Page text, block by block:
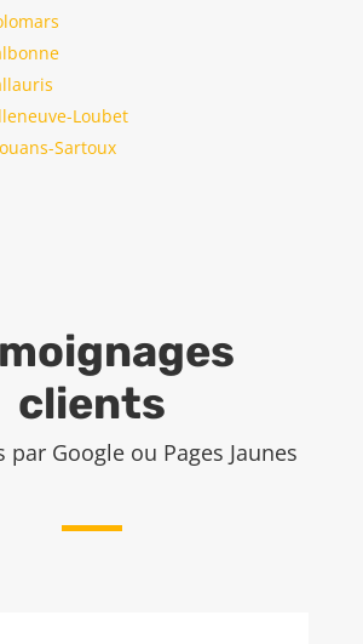
Loubet
Sartoux
clients
par Google ou Pages Jaunes